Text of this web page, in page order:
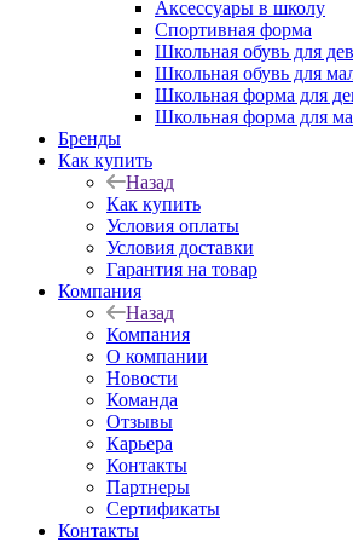
Аксессуары в школу
Спортивная форма
Школьная обувь для
Школьная обувь для
Школьная форма для
Школьная форма для
Бренды
Как купить
Назад
Как купить
Условия оплаты
Условия доставки
Гарантия на товар
Компания
Назад
Компания
О компании
Новости
Команда
Отзывы
Карьера
Контакты
Партнеры
Сертификаты
Контакты